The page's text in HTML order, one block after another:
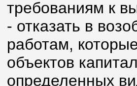
требованиям к
- отказать в
работам,
объектов
определенных